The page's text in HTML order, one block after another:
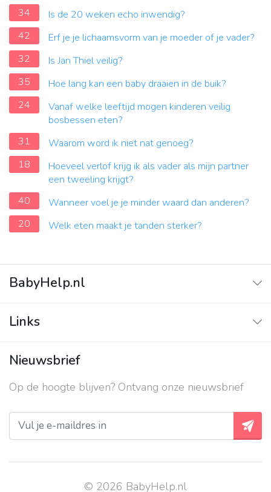
34
Is de 20 weken echo inwendig?
42
Erf je je lichaamsvorm van je moeder of je vader?
32
Is Jan Thiel veilig?
35
Hoe lang kan een baby draaien in de buik?
24
Vanaf welke leeftijd mogen kinderen veilig
bosbessen eten?
31
Waarom word ik niet nat genoeg?
18
Hoeveel verlof krijg ik als vader als mijn partner
een tweeling krijgt?
40
Wanneer voel je je minder waard dan anderen?
20
Welk eten maakt je tanden sterker?
BabyHelp.nl
Vraag & Antwoord
Links
Contact
Over ons
Privacy beleid
Nieuwsbrief
Op de hoogte blijven? Ontvang onze nieuwsbrief
© 2026 BabyHelp.nl